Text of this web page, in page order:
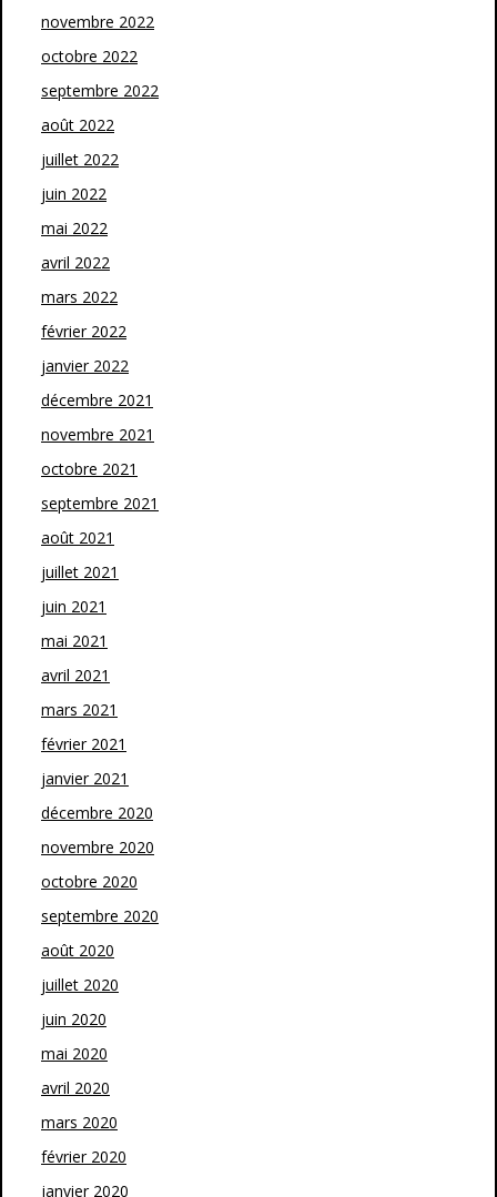
novembre 2022
octobre 2022
septembre 2022
août 2022
juillet 2022
juin 2022
mai 2022
avril 2022
mars 2022
février 2022
janvier 2022
décembre 2021
novembre 2021
octobre 2021
septembre 2021
août 2021
juillet 2021
juin 2021
mai 2021
avril 2021
mars 2021
février 2021
janvier 2021
décembre 2020
novembre 2020
octobre 2020
septembre 2020
août 2020
juillet 2020
juin 2020
mai 2020
avril 2020
mars 2020
février 2020
janvier 2020